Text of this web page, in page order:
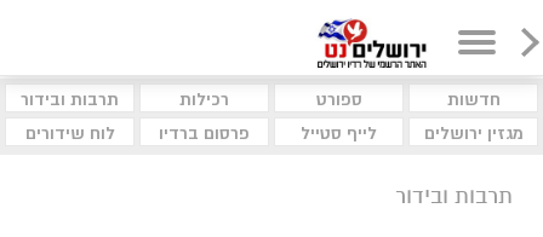
חדשות ספורט רכילות
תרבות ובידור
מגזין ירושלים
לייף סטייל פרסום ברדיו לוח שידורים
תרבות ובידור